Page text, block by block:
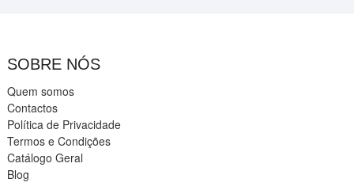
SOBRE NÓS
Quem somos
Contactos
Política de Privacidade
Termos e Condições
Catálogo Geral
Blog